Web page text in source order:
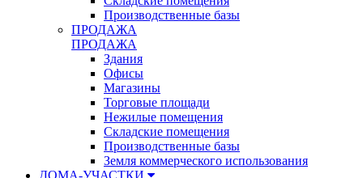
Производственные базы
ПРОДАЖА
ПРОДАЖА
Здания
Офисы
Магазины
Торговые площади
Нежилые помещения
Складские помещения
Производственные базы
Земля коммерческого использования